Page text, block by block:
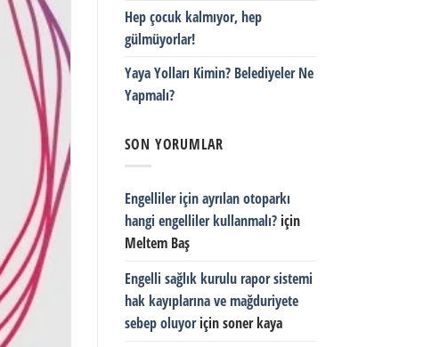
Hep çocuk kalmıyor, hep
gülmüyorlar!
Yaya Yolları Kimin? Belediyeler Ne
Yapmalı?
SON YORUMLAR
Engelliler için ayrılan otoparkı
hangi engelliler kullanmalı?için
Meltem Baş
Engelli sağlık kurulu rapor sistemi
hak kayıplarına ve mağduriyete
sebep oluyoriçinsoner kaya